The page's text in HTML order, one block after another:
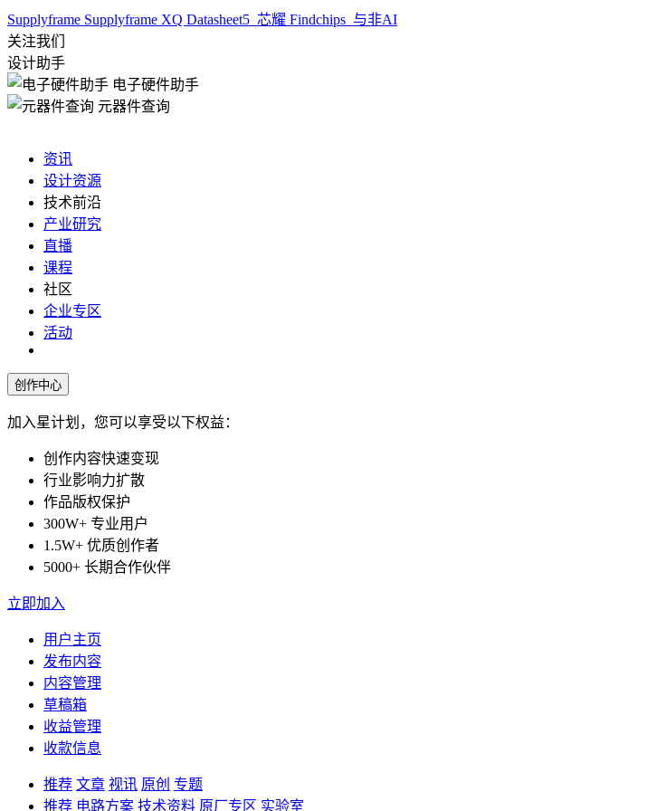
Supplyframe Supplyframe XQ Datasheet5 芯耀 Findchips 与非AI
关注我们
设计助手
电子硬件助手
元器件查询
资讯
设计资源
技术前沿
产业研究
直播
课程
社区
企业专区
活动
创作中心
加入星计划，您可以享受以下权益：
创作内容快速变现
行业影响力扩散
作品版权保护
300W+ 专业用户
1.5W+ 优质创作者
5000+ 长期合作伙伴
立即加入
用户主页
发布内容
内容管理
草稿箱
收益管理
收款信息
推荐 文章 视讯 原创 专题
推荐 电路方案 技术资料 原厂专区 实验室